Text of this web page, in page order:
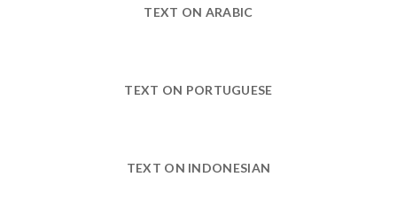
TEXT ON ARABIC
TEXT ON PORTUGUESE
TEXT ON INDONESIAN